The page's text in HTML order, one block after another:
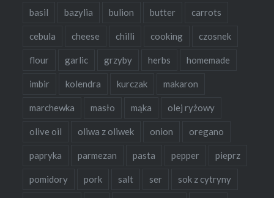
basil bazylia bulion butter carrots
cebula cheese chilli cooking czosnek
flour garlic grzyby herbs homemade
imbir kolendra kurczak makaron
marchewka masło mąka olej ryżowy
olive oil oliwa z oliwek onion oregano
papryka parmezan pasta pepper pieprz
pomidory pork salt ser sok z cytryny